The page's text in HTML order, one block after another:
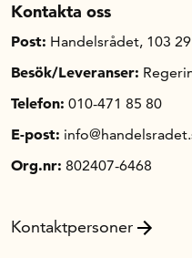
Kontakta oss
Post: Handelsrådet, 103
Besök/Leveranser:
Telefon: 010-471 85 80
E-post:
Org.nr: 802407-6468
Kontaktpersoner